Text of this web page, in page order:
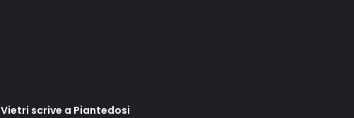
scrive a Piantedosi